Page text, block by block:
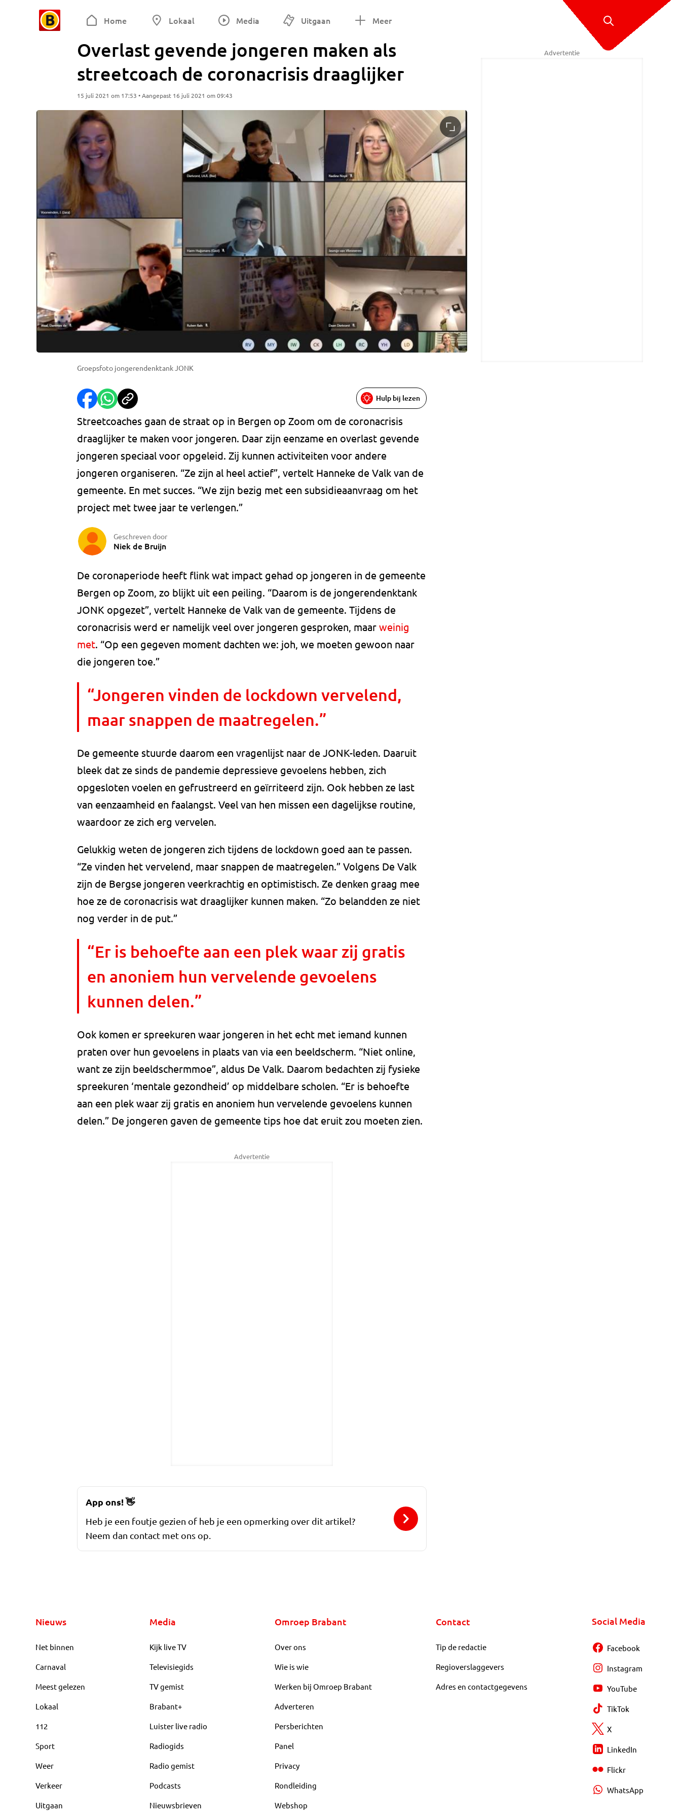
Home Lokaal Media Uitgaan Meer
Overlast gevende jongeren maken als
streetcoach de coronacrisis draaglijker
15 juli 2021 om 17:53 • Aangepast 16 juli 2021 om 09:43
Groepsfoto jongerendenktank JONK
Hulp bij lezen
Streetcoaches gaan de straat op in Bergen op Zoom om de coronacrisis
draaglijker te maken voor jongeren. Daar zijn eenzame en overlast gevende
jongeren speciaal voor opgeleid. Zij kunnen activiteiten voor andere
jongeren organiseren. “Ze zijn al heel actief”, vertelt Hanneke de Valk van de
gemeente. En met succes. “We zijn bezig met een subsidieaanvraag om het
project met twee jaar te verlengen.”
Geschreven door
Niek de Bruijn
De coronaperiode heeft flink wat impact gehad op jongeren in de gemeente
Bergen op Zoom, zo blijkt uit een peiling. “Daarom is de jongerendenktank
JONK opgezet”, vertelt Hanneke de Valk van de gemeente. Tijdens de
coronacrisis werd er namelijk veel over jongeren gesproken, maar weinig
met. “Op een gegeven moment dachten we: joh, we moeten gewoon naar
die jongeren toe.”
“Jongeren vinden de lockdown vervelend,
maar snappen de maatregelen.”
De gemeente stuurde daarom een vragenlijst naar de JONK-leden. Daaruit
bleek dat ze sinds de pandemie depressieve gevoelens hebben, zich
opgesloten voelen en gefrustreerd en geïrriteerd zijn. Ook hebben ze last
van eenzaamheid en faalangst. Veel van hen missen een dagelijkse routine,
waardoor ze zich erg vervelen.
Gelukkig weten de jongeren zich tijdens de lockdown goed aan te passen.
“Ze vinden het vervelend, maar snappen de maatregelen.” Volgens De Valk
zijn de Bergse jongeren veerkrachtig en optimistisch. Ze denken graag mee
hoe ze de coronacrisis wat draaglijker kunnen maken. “Zo belandden ze niet
nog verder in de put.”
“Er is behoefte aan een plek waar zij gratis
en anoniem hun vervelende gevoelens
kunnen delen.”
Ook komen er spreekuren waar jongeren in het echt met iemand kunnen
praten over hun gevoelens in plaats van via een beeldscherm. “Niet online,
want ze zijn beeldschermmoe”, aldus De Valk. Daarom bedachten zij fysieke
spreekuren ‘mentale gezondheid’ op middelbare scholen. “Er is behoefte
aan een plek waar zij gratis en anoniem hun vervelende gevoelens kunnen
delen.” De jongeren gaven de gemeente tips hoe dat eruit zou moeten zien.
Advertentie
Advertentie
App ons!👋
Heb je een foutje gezien of heb je een opmerking over dit artikel?
Neem dan contact met ons op.
Nieuws
Net binnen
Carnaval
Meest gelezen
Lokaal
112
Sport
Weer
Verkeer
Uitgaan
Media
Kijk live TV
Televisiegids
TV gemist
Brabant+
Luister live radio
Radiogids
Radio gemist
Podcasts
Nieuwsbrieven
Omroep Brabant
Over ons
Wie is wie
Werken bij Omroep Brabant
Adverteren
Persberichten
Panel
Privacy
Rondleiding
Webshop
Contact
Tip de redactie
Regioverslaggevers
Adres en contactgegevens
Social Media
Facebook
Instagram
YouTube
TikTok
X
LinkedIn
Flickr
WhatsApp